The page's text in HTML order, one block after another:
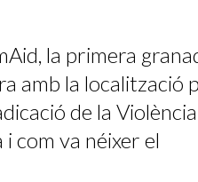
la primera
amb la localització
de la Violència
com va néixer el